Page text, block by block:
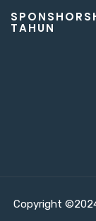
TAHUN
Copyright